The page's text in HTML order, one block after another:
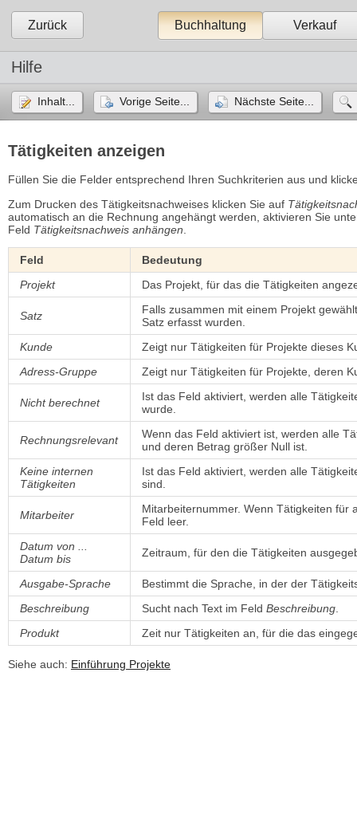
Zurück Buchhaltung Verkauf
Hilfe
Inhalt... Vorige Seite... Nächste Seite...
Tätigkeiten anzeigen
Füllen Sie die Felder entsprechend Ihren Suchkriterien aus und
Zum Drucken des Tätigkeitsnachweises klicken Sie auf
automatisch an die Rechnung angehängt werden, aktivieren Sie
Feld Tätigkeitsnachweis anhängen
Feld
Bedeutung
Projekt
Das Projekt, für das die Tätigkeiten
Satz
Falls zusammen mit einem Projekt
Satz erfasst wurden.
Kunde
Zeigt nur Tätigkeiten für Projekte dieses
Adress-Gruppe
Zeigt nur Tätigkeiten für Projekte, deren
Nicht berechnet
Ist das Feld aktiviert, werden alle
wurde.
Rechnungsrelevant
Wenn das Feld aktiviert ist, werden alle
und deren Betrag größer Null ist.
Keine internen
Tätigkeiten
Ist das Feld aktiviert, werden alle
sind.
Mitarbeiter
Mitarbeiternummer. Wenn Tätigkeiten für
Feld leer.
Datum von ...
Datum bis
Zeitraum, für den die Tätigkeiten
Ausgabe-Sprache
Bestimmt die Sprache, in der der
Beschreibung
Sucht nach Text im FeldBeschreibung.
Produkt
Zeit nur Tätigkeiten an, für die das
Siehe auch: Einführung Projekte